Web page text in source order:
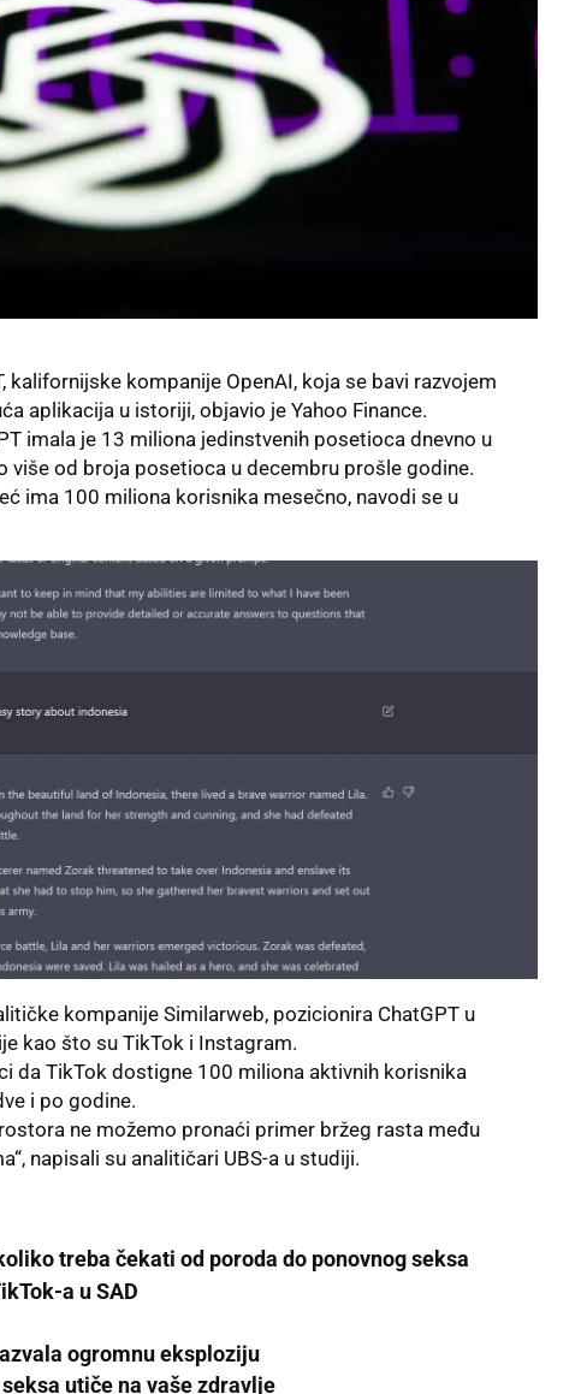
kalifornijske kompanije OpenAI, koja se bavi razvojem
aplikacija u istoriji, objavio je Yahoo Finance.
imala je 13 miliona jedinstvenih posetioca dnevno u
više od broja posetioca u decembru prošle godine.
ima 100 miliona korisnika mesečno, navodi se u
kompanije Similarweb, pozicionira ChatGPT u
kao što su TikTok i Instagram.
da TikTok dostigne 100 miliona aktivnih korisnika
i po godine.
ne možemo pronaći primer bržeg rasta među
napisali su analitičari UBS-a u studiji.
treba čekati od poroda do ponovnog seksa
a u SAD
ogromnu eksploziju
utiče na vaše zdravlje